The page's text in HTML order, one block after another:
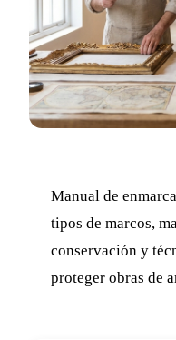
Manual de
tipos de marcos,
conservación y
proteger obras de